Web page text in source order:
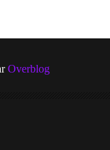
Overblog